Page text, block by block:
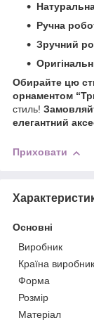
Ручна
Зручний
Обирайте цю
орнаментом
стиль!
елегантний
Приховати
Основні
Виробник
Країна виробник
Форма
Розмір
Матеріал